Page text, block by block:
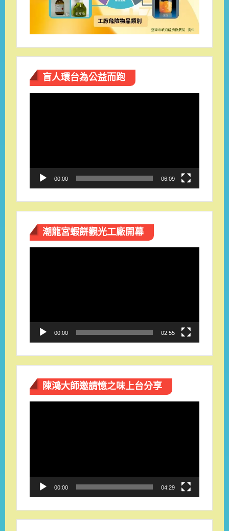
盲人環台​為公益而跑
00:00 06:09
潮龍宮蝦餅觀光工廠開幕
00:00 02:55
陳鴻大師邀請憶之味上台分享
00:00 04:29